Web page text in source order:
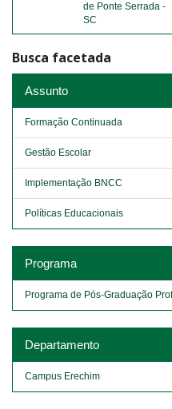
de Ponte Serrada -
SC
Busca facetada
Assunto
Formação Continuada
Gestão Escolar
Implementação BNCC
Políticas Educacionais
Programa
Programa de Pós-Graduação
Departamento
Campus Erechim